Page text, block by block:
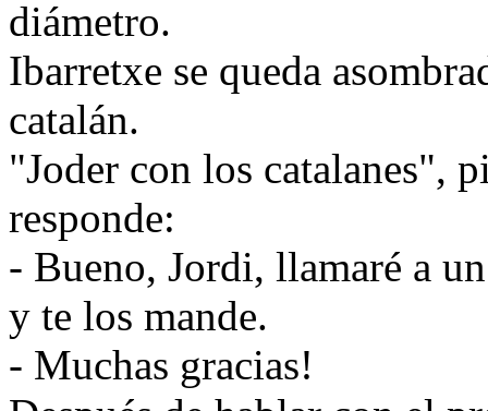
diámetro.
Ibarretxe se queda
catalán.
"Joder con los catalanes",
responde:
- Bueno, Jordi, llamaré a
y te los mande.
- Muchas gracias!